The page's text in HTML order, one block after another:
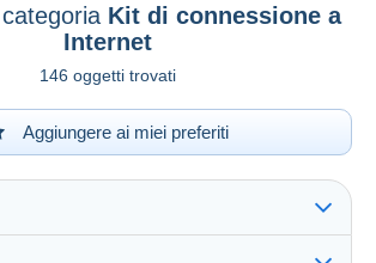
Kit di connessione a
Internet
146 oggetti trovati
Aggiungere ai miei preferiti